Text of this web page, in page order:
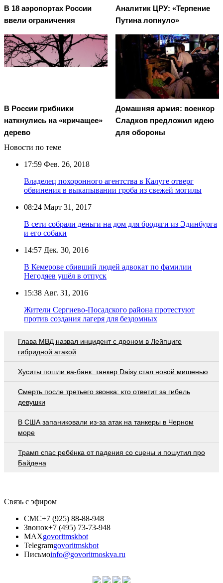
В 18 аэропортах России
ввели ограничения
Аналитик ЦРУ: «Терпение
Путина лопнуло»
В России грибники
наткнулись на «кричащее»
дерево
Домашняя армия: военкор
Сладков предложил идею
для обороны
Новости по теме
17:59 Фев. 26, 2018
Владелец похоронного агентства в Калуге отверг
обвинения в выкапывании гроба из свежей могилы
08:24 Март 31, 2017
В сети собрали деньги на дом для бродяги из Эдинбурга
и его собаки
14:57 Дек. 30, 2016
В Кемерове сбивший людей адвокат по фамилии
Негодяев ушёл в отпуск
15:38 Авг. 31, 2016
Жители Сергиево‐Посадского района протестуют
против создания лагеря для бездомных
Глава МВД назвал инцидент с дроном в Лейпциге
гибридной атакой
Хуситы пошли ва-банк: танкер Daisy стал новой мишенью
Смерть после третьего звонка: кто ответит за гибель
девушки
В США запаниковали из-за атак на танкеры в Черном
море
Трамп спас ребёнка от падения со сцены и пошутил про
Байдена
Связь с эфиром
СМС+7 (925) 88-88-948
Звонок+7 (495) 73-73-948
MAXgovoritmskbot
Telegramgovoritmskbot
Письмоinfo@govoritmoskva.ru